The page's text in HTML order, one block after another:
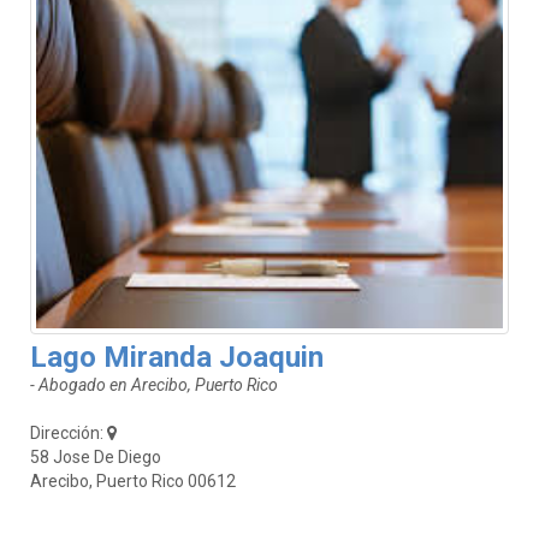
Lago Miranda Joaquin
- Abogado en Arecibo, Puerto Rico
Dirección:
58 Jose De Diego
Arecibo, Puerto Rico 00612